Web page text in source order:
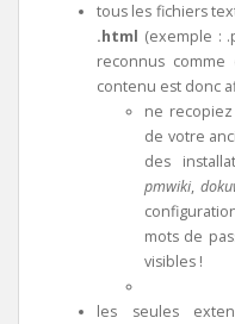
tous les fichiers
.html (exemple :
reconnus
contenu est donc
ne
de votre
des
pmwiki,
mots de
visibles !
les seules